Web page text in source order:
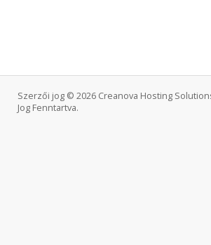
Szerzői jog © 2026 Creanova Hosting
Jog Fenntartva.